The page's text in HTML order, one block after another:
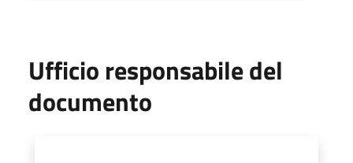
Ufficio responsabile del
documento